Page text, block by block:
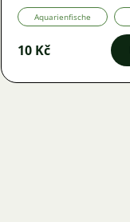
Aquarienfische
10 Kč